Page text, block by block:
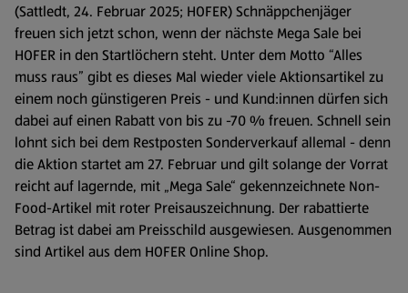
(Sattledt, 24. Februar 2025; HOFER) Schnäppchenjäger
freuen sich jetzt schon, wenn der nächste Mega Sale bei
HOFER in den Startlöchern steht. Unter dem Motto “Alles
muss raus” gibt es dieses Mal wieder viele Aktionsartikel zu
einem noch günstigeren Preis - und Kund:innen dürfen sich
dabei auf einen Rabatt von bis zu -70 % freuen. Schnell sein
lohnt sich bei dem Restposten Sonderverkauf allemal - denn
die Aktion startet am 27. Februar und gilt solange der Vorrat
reicht auf lagernde, mit „Mega Sale“ gekennzeichnete Non-
Food-Artikel mit roter Preisauszeichnung. Der rabattierte
Betrag ist dabei am Preisschild ausgewiesen. Ausgenommen
sind Artikel aus dem HOFER Online Shop.